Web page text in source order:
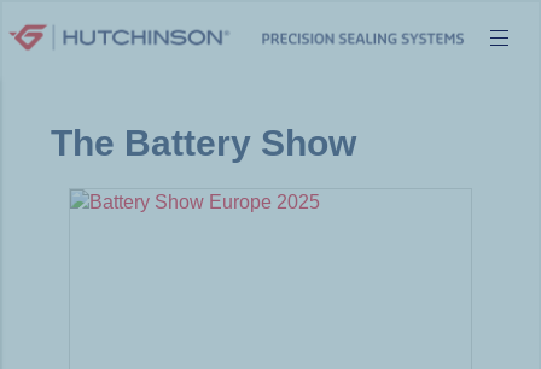
au
The Battery Show